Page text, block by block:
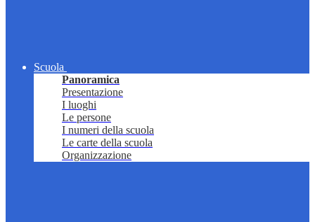
Scuola
Panoramica
Presentazione
I luoghi
Le persone
I numeri della scuola
Le carte della scuola
Organizzazione